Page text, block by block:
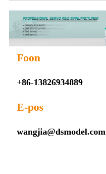
Foon
+86-13826934889
E-pos